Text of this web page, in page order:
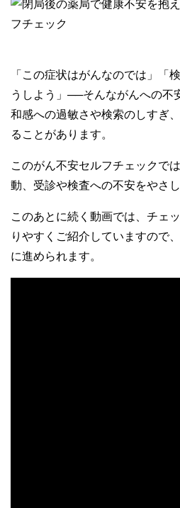
「この症状はがんなのでは」「
うしよう」──そんながんへの不
和感への過敏さや検索のしすぎ
ることがあります。
このがん不安セルフチェックで
動、受診や検査への不安をやさ
このあとに続く動画では、チェ
りやすくご紹介していますので
に進められます。